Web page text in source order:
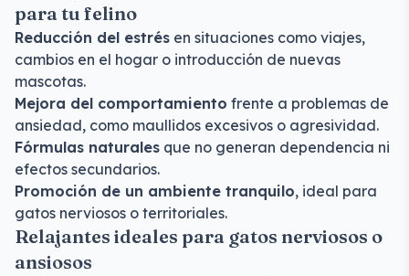
para tu felino
Reducción del estrés en situaciones como viajes,
cambios en el hogar o introducción de nuevas
mascotas.
Mejora del comportamiento frente a problemas de
ansiedad, como maullidos excesivos o agresividad.
Fórmulas naturales que no generan dependencia ni
efectos secundarios.
Promoción de un ambiente tranquilo, ideal para
gatos nerviosos o territoriales.
Relajantes ideales para gatos nerviosos o
ansiosos